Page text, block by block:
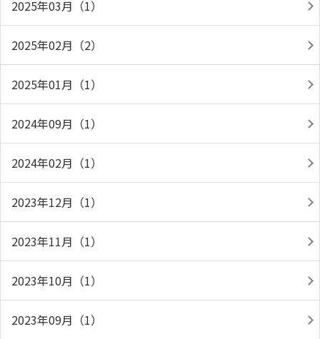
2025年03月（1）
2025年02月（2）
2025年01月（1）
2024年09月（1）
2024年02月（1）
2023年12月（1）
2023年11月（1）
2023年10月（1）
2023年09月（1）